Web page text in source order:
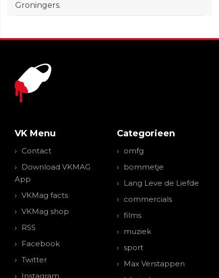
Groningers.
VK Menu
Contact
Download VKMAG
App
VKMag facts
VKMag shop
RSS
Facebook
Twitter
Instagram
Categorieen
omfg
bommetje
Lang Leve de Liefde
commercials
films
muziek
sport
Max Verstappen